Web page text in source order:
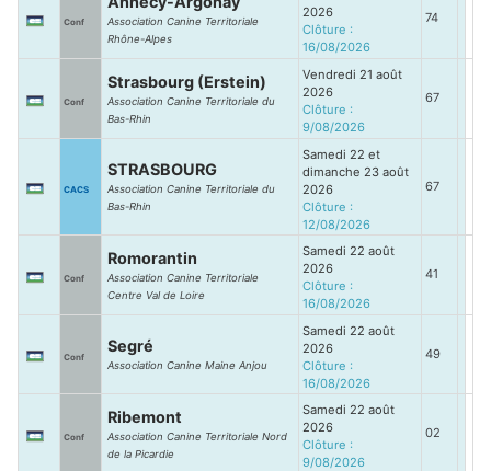
Conf
Association Canine Territoriale
Rhône-Alpes
2026
Clôture :
16/08/2026
74
Conf
Strasbourg (Erstein)
Association Canine Territoriale du
Bas-Rhin
Vendredi 21 août
2026
Clôture :
9/08/2026
67
CACS
STRASBOURG
Association Canine Territoriale du
Bas-Rhin
Samedi 22 et
dimanche 23 août
2026
Clôture :
12/08/2026
67
Conf
Romorantin
Association Canine Territoriale
Centre Val de Loire
Samedi 22 août
2026
Clôture :
16/08/2026
41
Conf
Segré
Association Canine Maine Anjou
Samedi 22 août
2026
Clôture :
16/08/2026
49
Conf
Ribemont
Association Canine Territoriale Nord
de la Picardie
Samedi 22 août
2026
Clôture :
9/08/2026
02